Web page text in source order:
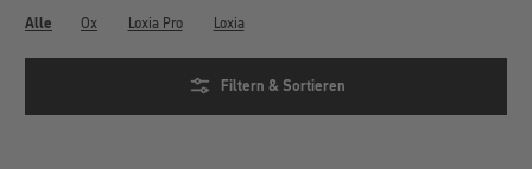
Alle Ox Loxia Pro Loxia
Filtern & Sortieren